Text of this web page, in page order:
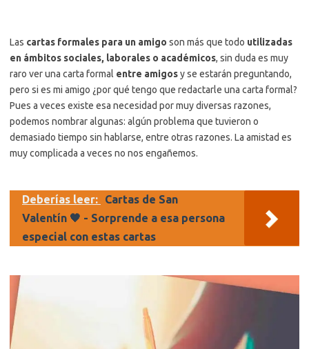
Las cartas formales para un amigo son más que todo utilizadas
en ámbitos sociales, laborales o académicos, sin duda es muy
raro ver una carta formal entre amigosy se estarán preguntando,
pero si es mi amigo ¿por qué tengo que redactarle una carta formal?
Pues a veces existe esa necesidad por muy diversas razones,
podemos nombrar algunas: algún problema que tuvieron o
demasiado tiempo sin hablarse, entre otras razones. La amistad es
muy complicada a veces no nos engañemos.
Deberías leer:
Cartas de San
Valentín 🧡 - Sorprende a esa persona
especial con estas cartas